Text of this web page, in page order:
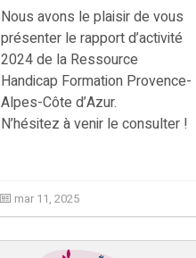
Nous avons le plaisir de vous
présenter le rapport d’activité
2024 de la Ressource
Handicap Formation Provence-
Alpes-Côte d’Azur.
N’hésitez à venir le consulter !
mar 11, 2025